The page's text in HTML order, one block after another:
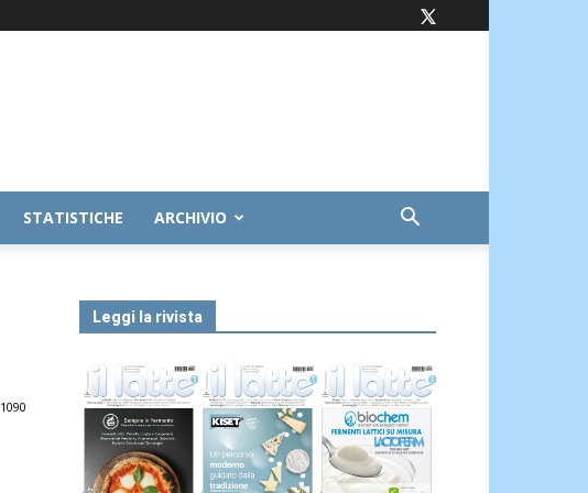
STATISTICHE ARCHIVIO
1090
Leggi la rivista